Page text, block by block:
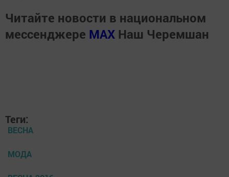
Читайте новости в национальном
мессенджере MАХ Наш Черемшан
Теги:
ВЕСНА
МОДА